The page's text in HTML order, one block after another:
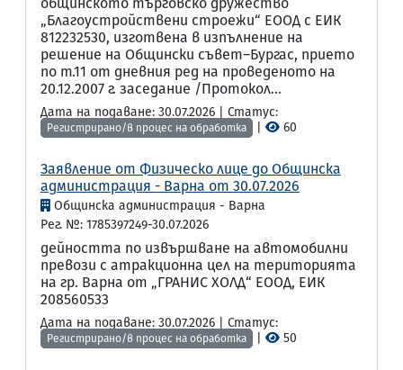
„Благоустройствени строежи“ ЕООД с ЕИК
812232530, изготвена в изпълнение на
решение на Общински съвет–Бургас, прието
по т.11 от дневния ред на проведеното на
20.12.2007 г. заседание /Протокол...
Дата на подаване: 30.07.2026 | Статус:
Регистрирано/в процес на обработка 60
Заявление от Физическо лице до Общинска
администрация - Варна от 30.07.2026
Общинска администрация - Варна
Рег. №: 1785397249-30.07.2026
дейността по извършване на автомобилни
превози с атракционна цел на територията
на гр. Варна от „ГРАНИС ХОЛД“ ЕООД, ЕИК
208560533
Дата на подаване: 30.07.2026 | Статус:
Регистрирано/в процес на обработка 50